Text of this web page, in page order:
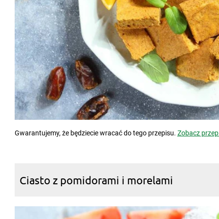
Gwarantujemy, że będziecie wracać do tego przepisu. Zobacz
Ciasto z pomidorami i morelami